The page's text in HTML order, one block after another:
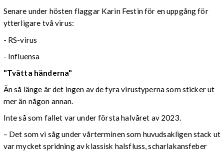
Senare under hösten flaggar Karin Festin för en uppgång för
ytterligare två virus:
- RS-virus
- Influensa
"Tvätta händerna"
Än så länge är det ingen av de fyra virustyperna som sticker ut
mer än någon annan.
Inte så som fallet var under första halvåret av 2023.
– Det som vi såg under vårterminen som huvudsakligen stack ut
var mycket spridning av klassisk halsfluss, scharlakansfeber